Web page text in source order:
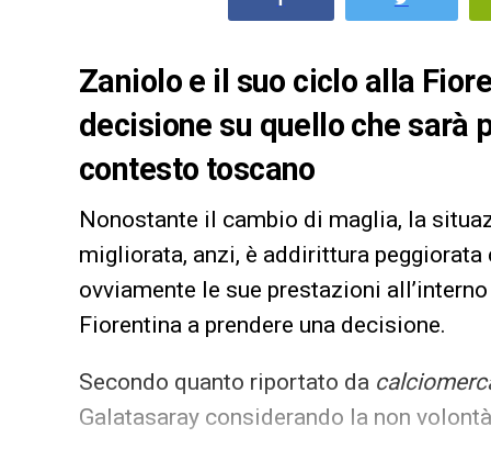
Zaniolo e il suo ciclo alla
decisione su quello che sarà
contesto toscano
Nonostante il cambio di maglia, la
migliorata, anzi, è addirittura
ovviamente le sue prestazioni
Fiorentina a prendere una decisione.
Secondo quanto riportato da
Galatasaray considerando la non